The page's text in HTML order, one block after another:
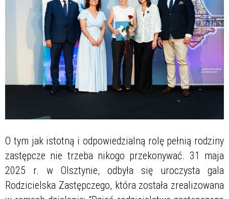
O tym jak istotną i odpowiedzialną rolę pełnią rodziny
zastępcze nie trzeba nikogo przekonywać. 31 maja
2025 r. w Olsztynie, odbyła się uroczysta gala
Rodzicielska Zastępczego, która została zrealizowana